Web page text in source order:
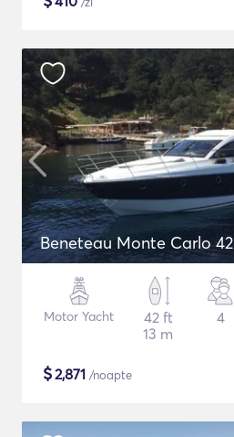
Beneteau Monte Carlo 42
Motor Yacht
42 ft
13 m
4
$2,871 /noapte